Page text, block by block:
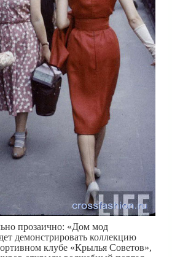
прозаично: «Дом мод
демонстрировать коллекцию
клубе «Крылья Советов»,